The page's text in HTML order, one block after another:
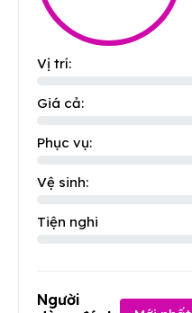
Vị trí:
Giá cả:
Phục vụ:
Vệ sinh:
Tiện nghi
Người